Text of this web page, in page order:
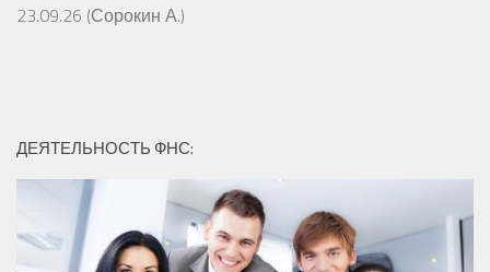
23.09.26 (Сорокин А.)
ДЕЯТЕЛЬНОСТЬ ФНС: